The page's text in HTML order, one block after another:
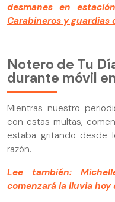
desmanes en
Carabineros y guardias
Notero de Tu
durante móvil
Mientras nuestro
con estas multas,
estaba gritando desde
razón.
Lee también:
comenzará la lluvia